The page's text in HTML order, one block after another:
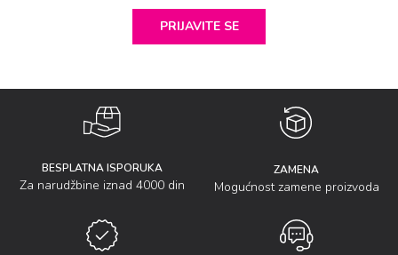
PRIJAVITE SE
BESPLATNA ISPORUKA
Za narudžbine iznad 4000 din
ZAMENA
Mogućnost zamene proizvoda